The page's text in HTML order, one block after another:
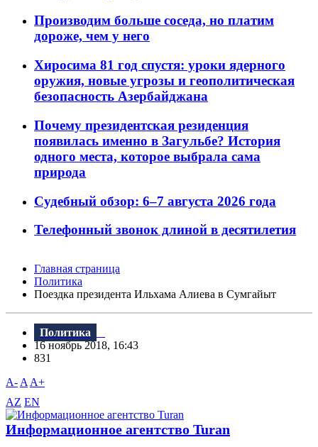
Производим больше соседа, но платим
дороже, чем у него
Хиросима 81 год спустя: уроки ядерного
оружия, новые угрозы и геополитическая
безопасность Азербайджана
Почему президентская резиденция
появилась именно в Загульбе? История
одного места, которое выбрала сама
природа
Судебный обзор: 6–7 августа 2026 года
Телефонный звонок длиной в десятилетия
Главная страница
Политика
Поездка президента Ильхама Алиева в Сумгайыт
Политика
16 ноябрь 2018, 16:43
831
A- A A+
AZ EN
Информационное агентство Turan